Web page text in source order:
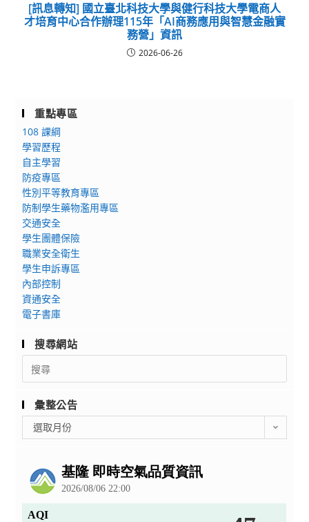
[訊息轉知] 國立臺北科技大學與健行科技大學電商人
才培育中心合作辦理115年「AI商務應用與智慧金融實
務營」資訊
2026-06-26
重點專區
108 課綱
學習歷程
自主學習
防疫專區
性別平等教育專區
防制學生藥物濫用專區
交通安全
學生團體保險
職業安全衛生
學生申訴專區
內部控制
資通安全
電子書庫
搜尋網站
Search
for:
彙整公告
整
選取月份